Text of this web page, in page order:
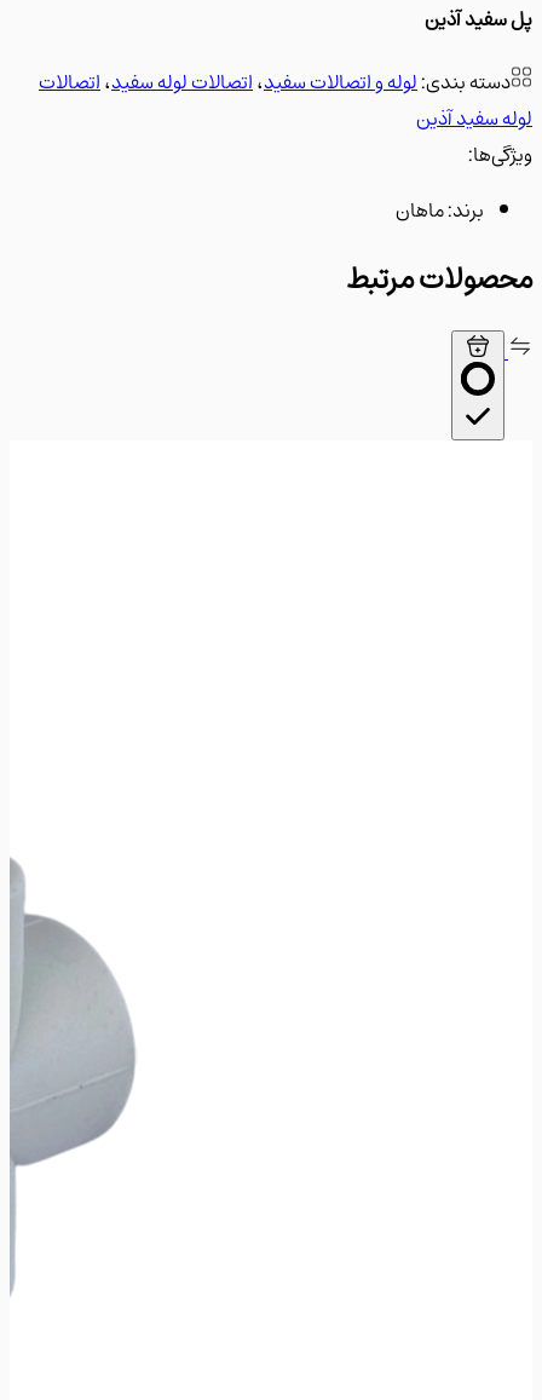
آذین
بندی:لوله و اتصالات سفید،اتصالات لوله سفید،اتصالات
سفید آذین
برند: ماهان
مرتبط